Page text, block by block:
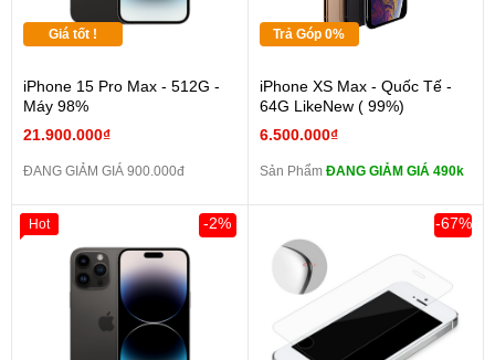
Giá tốt !
iPhone 15 Pro Max - 512G -
Máy 98%
21.900.000₫
ĐANG GIẢM GIÁ 900.000đ
Trả Góp 0%
iPhone XS Max - Quốc Tế -
64G LikeNew ( 99%)
6.500.000₫
Sản Phẩm ĐANG GIẢM GIÁ 490k
-2%
Hot -67%